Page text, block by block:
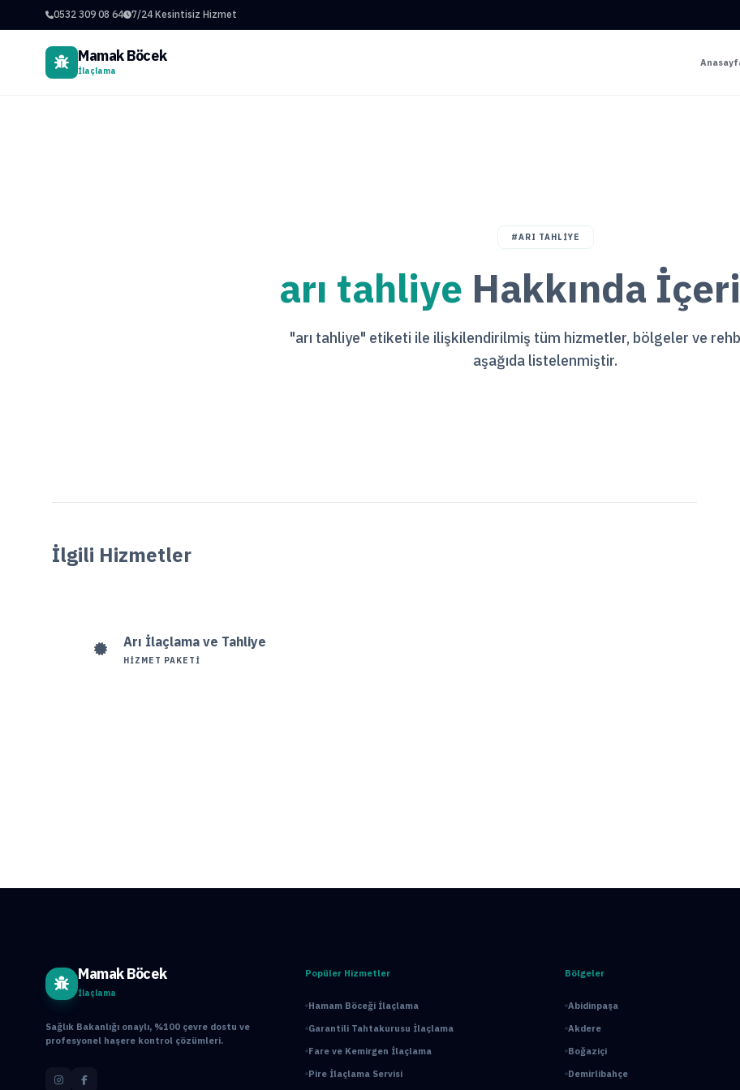
0532 309 08 64 7/24 Kesintisiz Hizmet
Mamak Böcek
İlaçlama
#ARI TAHLIYE
arı tahliye Hakkında
"arı tahliye" etiketi ile ilişkilendirilmiş tüm hizmetler, bölgeler ve
aşağıda listelenmiştir.
İlgili Hizmetler
Arı İlaçlama ve Tahliye
HIZMET PAKETI
Mamak Böcek
İlaçlama
Sağlık Bakanlığı onaylı, %100 çevre dostu ve
profesyonel haşere kontrol çözümleri.
Popüler Hizmetler
Hamam Böceği İlaçlama
Garantili Tahtakurusu İlaçlama
Fare ve Kemirgen İlaçlama
Pire İlaçlama Servisi
Bölgeler
Abidinpaşa
Akdere
Boğaziçi
Demirlibahçe